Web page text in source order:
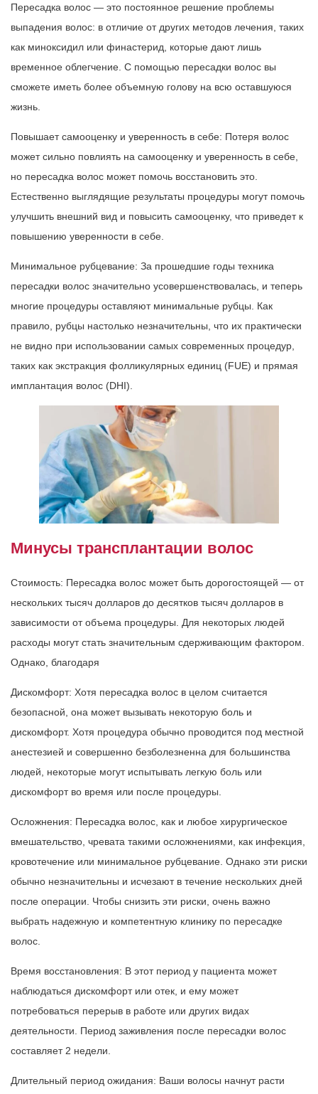
Пересадка волос — это постоянное решение проблемы
выпадения волос: в отличие от других методов лечения, таких
как миноксидил или финастерид, которые дают лишь
временное облегчение. С помощью пересадки волос вы
сможете иметь более объемную голову на всю оставшуюся
жизнь.
Повышает самооценку и уверенность в себе: Потеря волос
может сильно повлиять на самооценку и уверенность в себе,
но пересадка волос может помочь восстановить это.
Естественно выглядящие результаты процедуры могут помочь
улучшить внешний вид и повысить самооценку, что приведет к
повышению уверенности в себе.
Минимальное рубцевание: За прошедшие годы техника
пересадки волос значительно усовершенствовалась, и теперь
многие процедуры оставляют минимальные рубцы. Как
правило, рубцы настолько незначительны, что их практически
не видно при использовании самых современных процедур,
таких как экстракция фолликулярных единиц (FUE) и прямая
имплантация волос (DHI).
Минусы трансплантации волос
Стоимость: Пересадка волос может быть дорогостоящей — от
нескольких тысяч долларов до десятков тысяч долларов в
зависимости от объема процедуры. Для некоторых людей
расходы могут стать значительным сдерживающим фактором.
Однако, благодаря
Дискомфорт: Хотя пересадка волос в целом считается
безопасной, она может вызывать некоторую боль и
дискомфорт. Хотя процедура обычно проводится под местной
анестезией и совершенно безболезненна для большинства
людей, некоторые могут испытывать легкую боль или
дискомфорт во время или после процедуры.
Осложнения: Пересадка волос, как и любое хирургическое
вмешательство, чревата такими осложнениями, как инфекция,
кровотечение или минимальное рубцевание. Однако эти риски
обычно незначительны и исчезают в течение нескольких дней
после операции. Чтобы снизить эти риски, очень важно
выбрать надежную и компетентную клинику по пересадке
волос.
Время восстановления: В этот период у пациента может
наблюдаться дискомфорт или отек, и ему может
потребоваться перерыв в работе или других видах
деятельности. Период заживления после пересадки волос
составляет 2 недели.
Длительный период ожидания: Ваши волосы начнут расти